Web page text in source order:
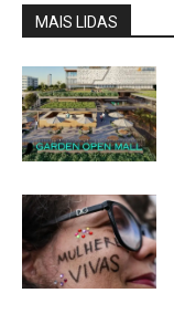
MAIS LIDAS